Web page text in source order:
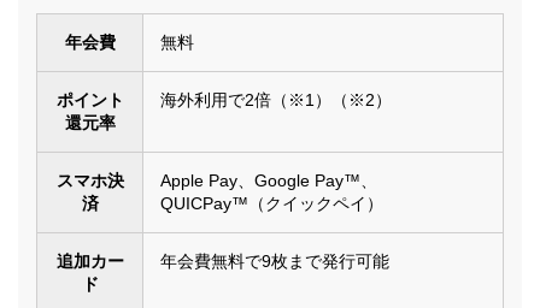
年会費 無料
ポイント
還元率
海外利用で2倍（※1）（※2）
スマホ決
済
Apple Pay、Google Pay™、
QUICPay™（クイックペイ）
追加カー
ド
年会費無料で9枚まで発行可能